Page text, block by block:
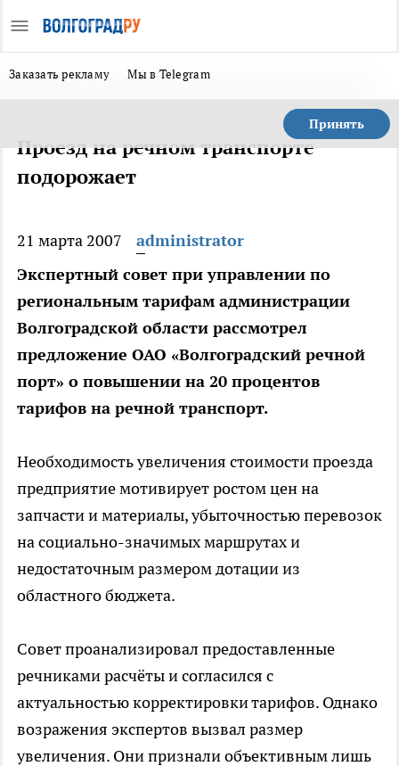
Заказать рекламу Мы в Telegram
Принять
Проезд на речном транспорте
подорожает
21 марта 2007
administrator
Экспертный совет при управлении по
региональным тарифам администрации
Волгоградской области рассмотрел
предложение ОАО «Волгоградский речной
порт» о повышении на 20 процентов
тарифов на речной транспорт.
Необходимость увеличения стоимости проезда
предприятие мотивирует ростом цен на
запчасти и материалы, убыточностью перевозок
на социально-значимых маршрутах и
недостаточным размером дотации из
областного бюджета.
Совет проанализировал предоставленные
речниками расчёты и согласился с
актуальностью корректировки тарифов. Однако
возражения экспертов вызвал размер
увеличения. Они признали объективным лишь